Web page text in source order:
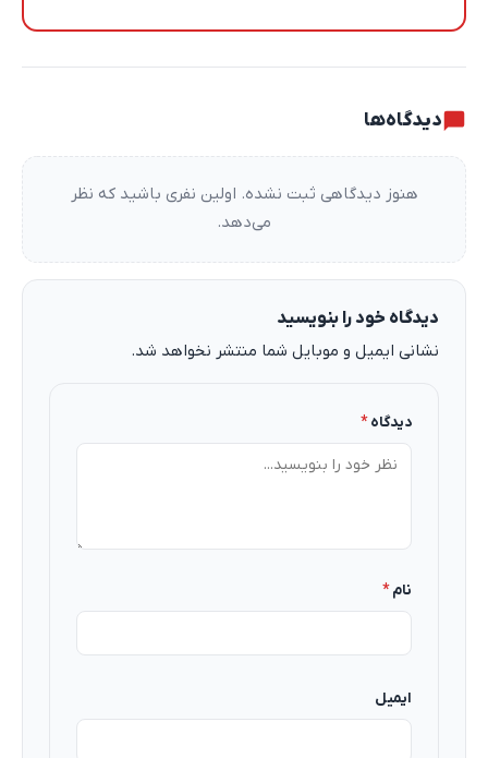
نظرات کاربران
دیدگاه‌ها
هنوز دیدگاهی ثبت نشده. اولین نفری باشید که نظر
می‌دهد.
دیدگاه خود را بنویسید
نشانی ایمیل و موبایل شما منتشر نخواهد شد.
دیدگاه*
نام*
ایمیل